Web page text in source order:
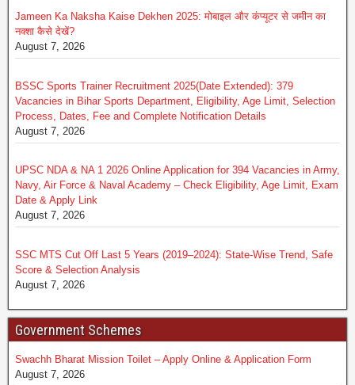
Jameen Ka Naksha Kaise Dekhen 2025: मोबाइल और कंप्यूटर से जमीन का
नक्शा कैसे देखें?
August 7, 2026
BSSC Sports Trainer Recruitment 2025(Date Extended): 379
Vacancies in Bihar Sports Department, Eligibility, Age Limit, Selection
Process, Dates, Fee and Complete Notification Details
August 7, 2026
UPSC NDA & NA 1 2026 Online Application for 394 Vacancies in Army,
Navy, Air Force & Naval Academy – Check Eligibility, Age Limit, Exam
Date & Apply Link
August 7, 2026
SSC MTS Cut Off Last 5 Years (2019–2024): State-Wise Trend, Safe
Score & Selection Analysis
August 7, 2026
Government Schemes
Swachh Bharat Mission Toilet – Apply Online & Application Form
August 7, 2026